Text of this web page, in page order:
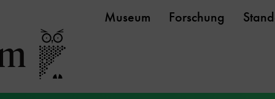
Museum Forschung